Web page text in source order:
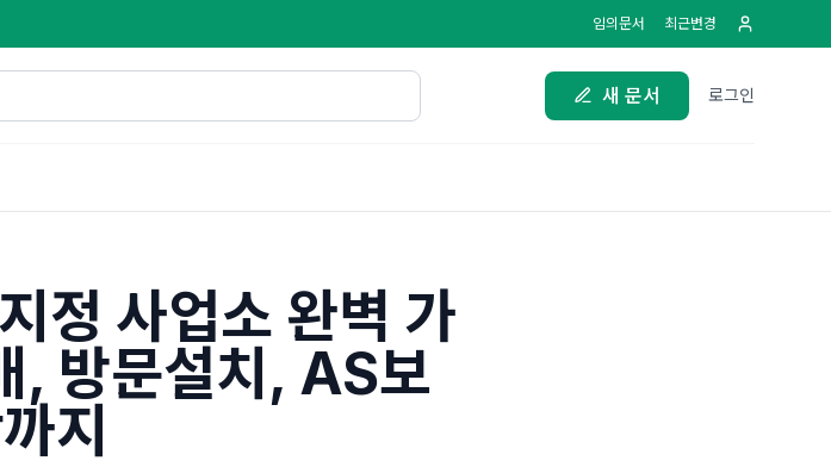
임의문서 최근변경
새 문서 로그인
정 사업소 완벽 가
, 방문설치, AS보
지